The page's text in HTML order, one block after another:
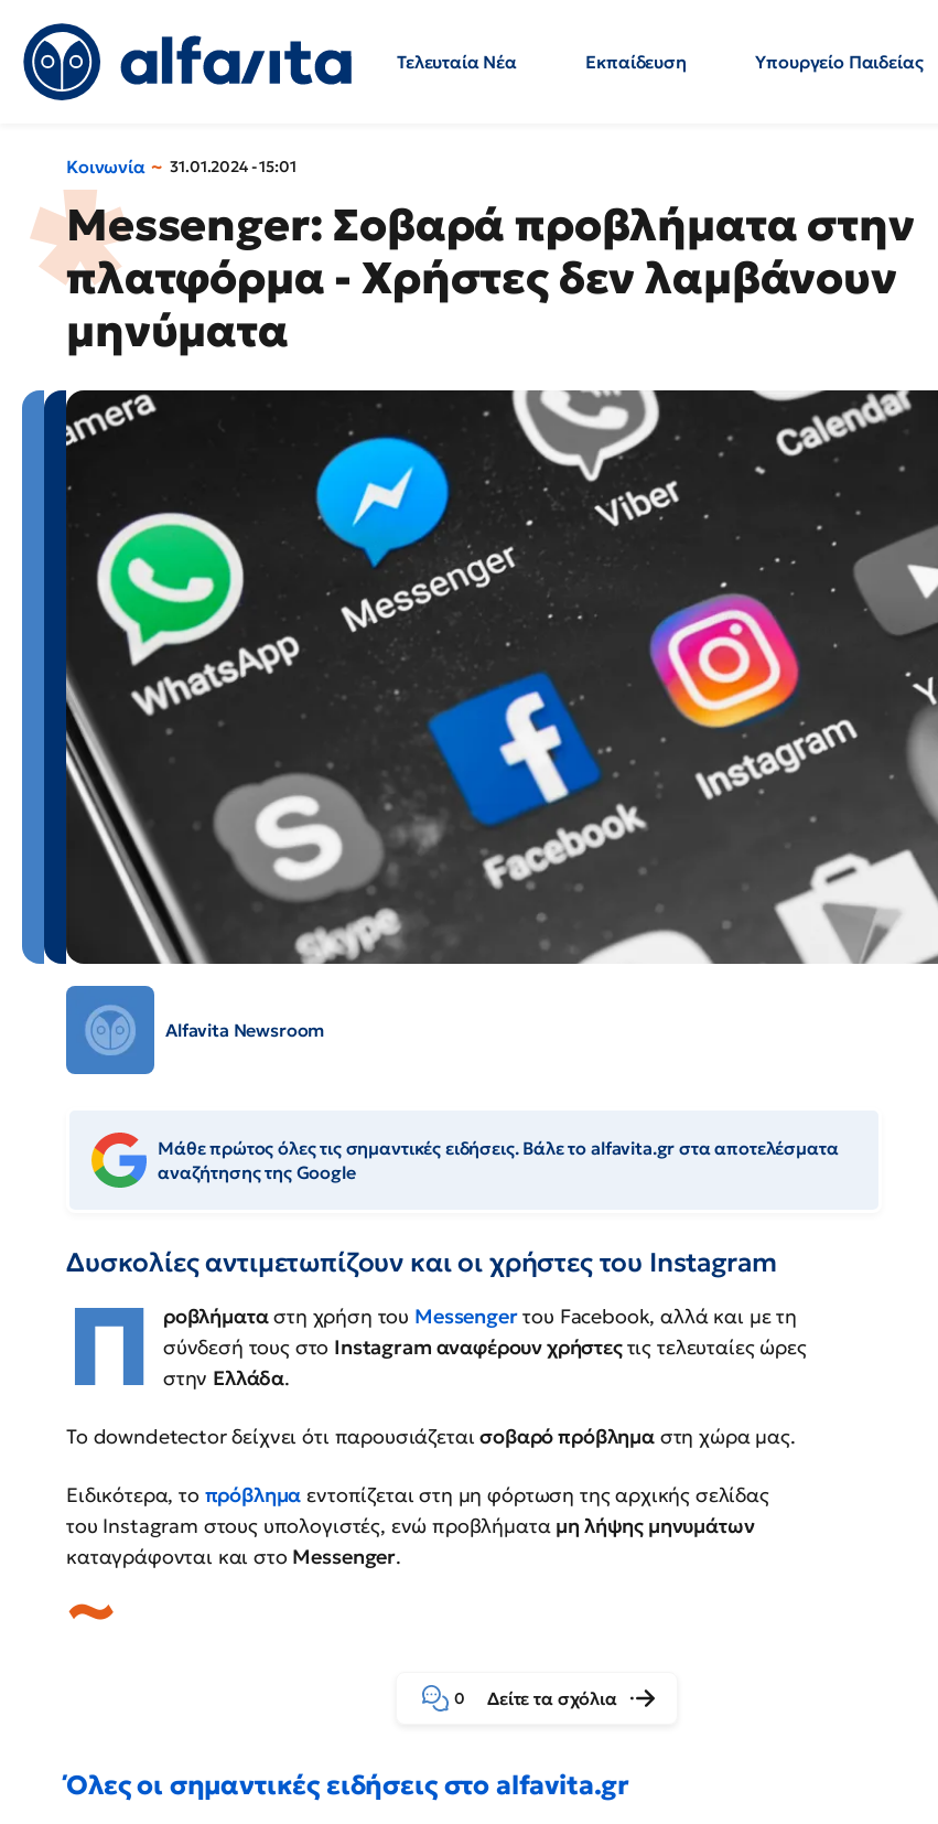
Τελευταία Νέα Εκπαίδευση Υπουργείο Παιδείας
Κοινωνία 31.01.2024 - 15:01
Messenger: Σοβαρά προβλήματα στην
πλατφόρμα - Χρήστες δεν λαμβάνουν
μηνύματα
Alfavita Newsroom
Μάθε πρώτος όλες τις σημαντικές ειδήσεις. Βάλε το alfavita.gr στα αποτελέσματα
αναζήτησης της Google
Δυσκολίες αντιμετωπίζουν και οι χρήστες του Instagram
Π ροβλήματαστη χρήση του Messengerτου Facebook, αλλά και με τη
σύνδεσή τους στο Instagram αναφέρουν χρήστεςτις τελευταίες ώρες
στην Ελλάδα.
Το downdetector δείχνει ότι παρουσιάζεταισοβαρό πρόβλημαστη χώρα μας.
Ειδικότερα, το πρόβλημα εντοπίζεται στη μη φόρτωση της αρχικής σελίδας
του Instagram στους υπολογιστές, ενώ προβλήματα μη λήψης μηνυμάτων
καταγράφονται και στο Messenger.
0 Δείτε τα σχόλια
Όλες οι σημαντικές ειδήσεις στο alfavita.gr